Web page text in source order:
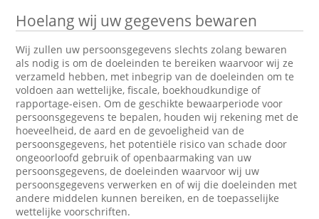
Hoelang wij uw gegevens bewaren
Wij zullen uw persoonsgegevens slechts zolang bewaren
als nodig is om de doeleinden te bereiken waarvoor wij ze
verzameld hebben, met inbegrip van de doeleinden om te
voldoen aan wettelijke, fiscale, boekhoudkundige of
rapportage-eisen. Om de geschikte bewaarperiode voor
persoonsgegevens te bepalen, houden wij rekening met de
hoeveelheid, de aard en de gevoeligheid van de
persoonsgegevens, het potentiële risico van schade door
ongeoorloofd gebruik of openbaarmaking van uw
persoonsgegevens, de doeleinden waarvoor wij uw
persoonsgegevens verwerken en of wij die doeleinden met
andere middelen kunnen bereiken, en de toepasselijke
wettelijke voorschriften.